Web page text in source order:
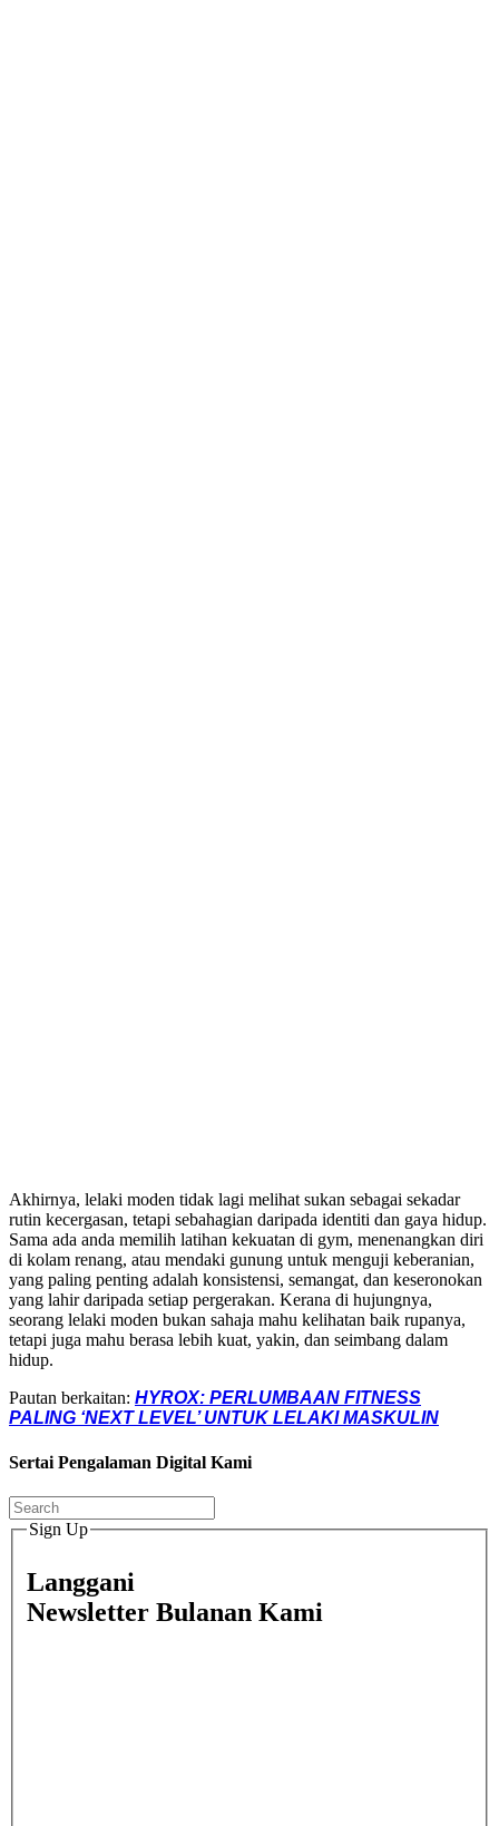
Akhirnya, lelaki moden tidak lagi melihat sukan sebagai sekadar
rutin kecergasan, tetapi sebahagian daripada identiti dan gaya hidup.
Sama ada anda memilih latihan kekuatan di gym, menenangkan diri
di kolam renang, atau mendaki gunung untuk menguji keberanian,
yang paling penting adalah konsistensi, semangat, dan keseronokan
yang lahir daripada setiap pergerakan. Kerana di hujungnya,
seorang lelaki moden bukan sahaja mahu kelihatan baik rupanya,
tetapi juga mahu berasa lebih kuat, yakin, dan seimbang dalam
hidup.
Pautan berkaitan: HYROX: PERLUMBAAN FITNESS
PALING ‘NEXT LEVEL’ UNTUK LELAKI MASKULIN
Sertai Pengalaman Digital Kami
Sign Up
Langgani
Newsletter Bulanan Kami